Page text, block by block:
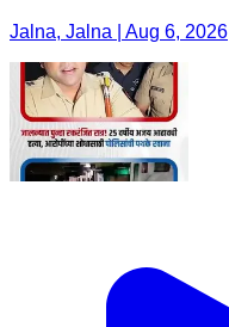
Jalna, Jalna | Aug 6, 2026